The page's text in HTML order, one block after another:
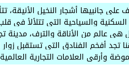
أشجار النخيل الأنيقة،
والسياحية التي تتلألأ في
عالم من الأناقة والترف، مدينة
تجد أفخم الفنادق التي تستقبل
وأرقى العلامات التجارية